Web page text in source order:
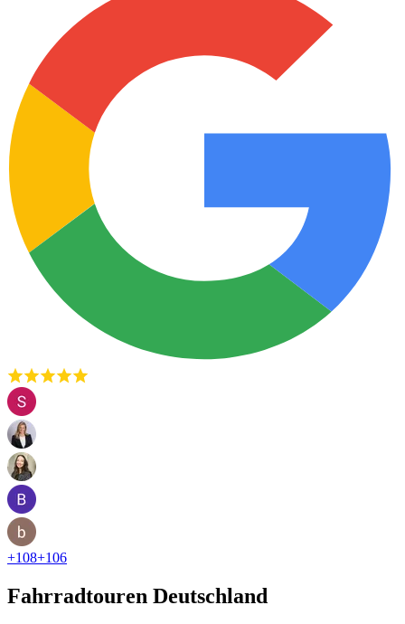
+108+106
Fahrradtouren Deutschland